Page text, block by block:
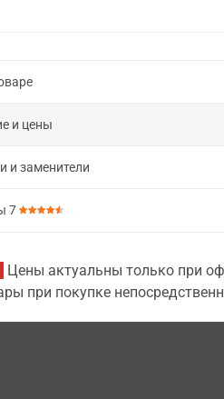
и цены
и заменители
7
Цены актуальны только при
при покупке